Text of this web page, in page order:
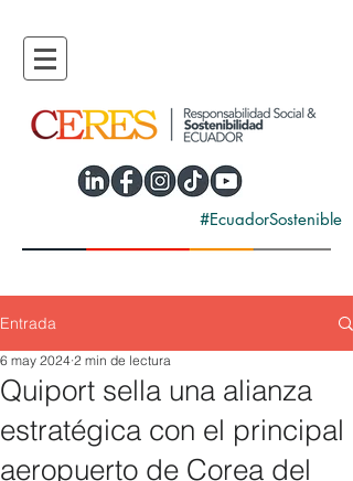
#EcuadorSostenible
Entrada
Quiport sella una alianza
estratégica con el principal
aeropuerto de Corea del
6 may 2024 2 min de lectura